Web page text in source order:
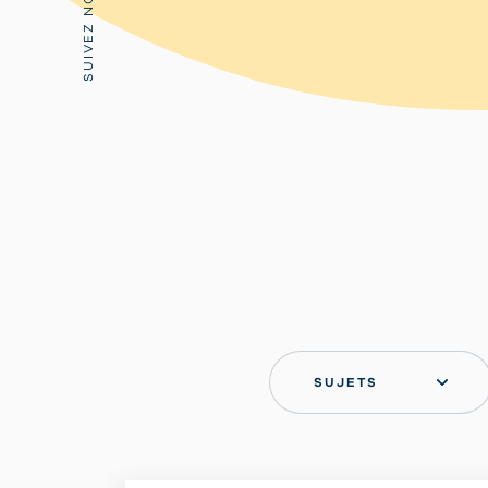
SUIVEZ NOUS:
SUJETS